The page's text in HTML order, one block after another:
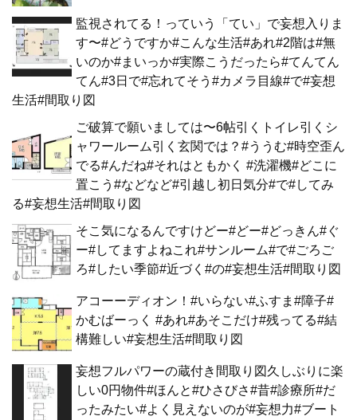
監視されてる！っていう「てい」で妄想入りま
す〜#どうですか#こんな生活#あれ#2階は#無
いのか#まいっか#実際こうだったら#てんてん
てん#3日で#忘れてそう#カメラ目線#で#妄想
生活#間取り図
ご破算で願いましては〜6帖引くトイレ引くシ
ャワールーム引く玄関では？#ううむ#時空歪ん
でる#んだね#それはともかく #洗濯機#どこに
置こう#などなど#引越し初日気分#で#してみ
る#妄想生活#間取り図
そこ気になるんですけどー#どー#どっきん#ぐ
ー#してますよねこれ#サンルーム#で#ごろご
ろ#したい季節#近づく#の#妄想生活#間取り図
アコーーディオン！#いらない#ふすま#障子#
かむばーっく #あれ#あそこだけ#残ってる#結
構難しい#妄想生活#間取り図
妄想フルパワーの蔵付き間取り図久しぶりに楽
しい0円物件#ほんと#ひさびさ#昔#診療所#だ
ったみたい#よく見えないのが#妄想力#ブート